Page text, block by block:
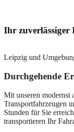
Ihr zuverlässiger
Leipzig und
Durchgehende
Mit unseren modernst
Transportfahrzeugen
Stunden für Sie
transportieren Ihr